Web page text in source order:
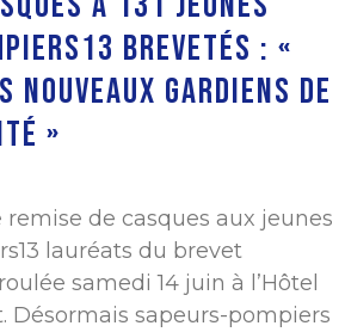
BREVETÉS : «
NOUVEAUX GARDIENS DE
»
de casques aux jeunes
lauréats du brevet
samedi 14 juin à l’Hôtel
Désormais sapeurs-pompiers